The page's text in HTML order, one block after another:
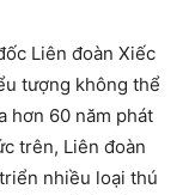
Liên đoàn Xiếc
tượng không thể
hơn 60 năm phát
trên, Liên đoàn
nhiều loại thú